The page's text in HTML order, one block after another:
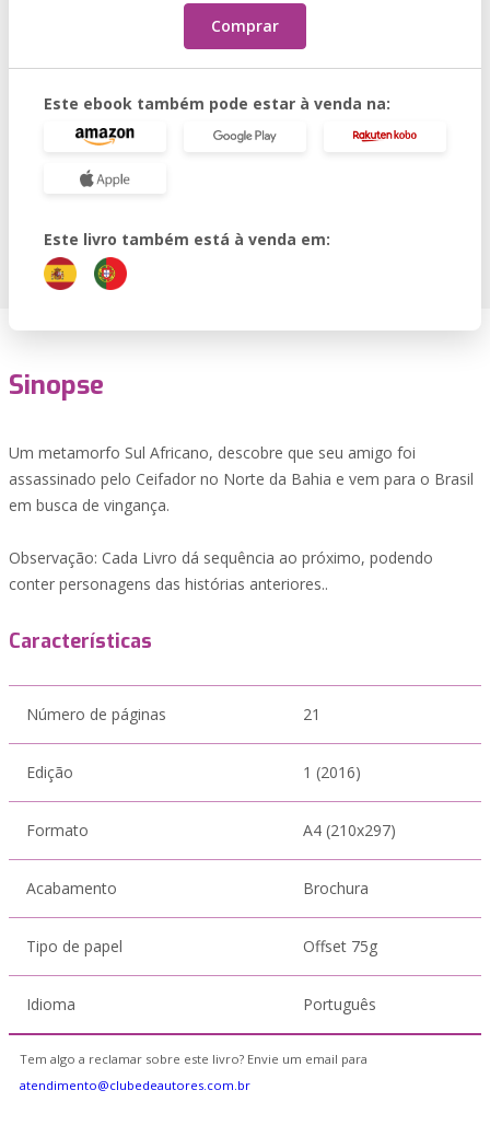
Comprar
Este ebook também pode estar à venda na:
Este livro também está à venda em:
Sinopse
Um metamorfo Sul Africano, descobre que seu amigo foi
assassinado pelo Ceifador no Norte da Bahia e vem para o Brasil
em busca de vingança.
Observação: Cada Livro dá sequência ao próximo, podendo
conter personagens das histórias anteriores..
Características
Número de páginas 21
Edição 1 (2016)
Formato A4 (210x297)
Acabamento Brochura
Tipo de papel Offset 75g
Idioma Português
Tem algo a reclamar sobre este livro? Envie um email para
atendimento@clubedeautores.com.br